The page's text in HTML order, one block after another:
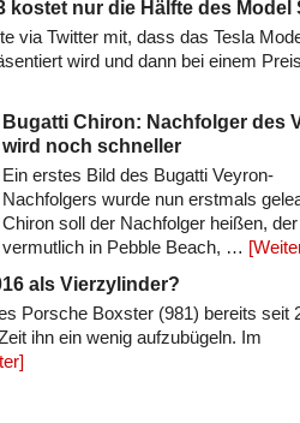
kostet nur die Hälfte des Model
via Twitter mit, dass das Tesla
wird und dann bei einem
Bugatti Chiron: Nachfolger des
wird noch schneller
Ein erstes Bild des Bugatti Veyron-
Nachfolgers wurde nun erstmals
Chiron soll der Nachfolger heißen, der
vermutlich in Pebble Beach, …
als Vierzylinder?
Porsche Boxster (981) bereits seit
ihn ein wenig aufzubügeln. Im